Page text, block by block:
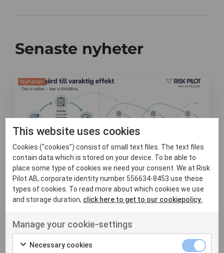
Senaste nyheter
Nyheter
8 juni, 2026
Att mäta effekt är
svårare än att
genomföra åtgärder
This website uses cookies
Cookies ("cookies") consist of small text files. The text files
contain data which is stored on your device. To be able to
place some type of cookies we need your consent. We at Risk
Pilot AB, corporate identity number 556634-8453 use these
types of cookies. To read more about which cookies we use
and storage duration, click here to get to our cookiepolicy.
Manage your cookie-settings
Necessary cookies